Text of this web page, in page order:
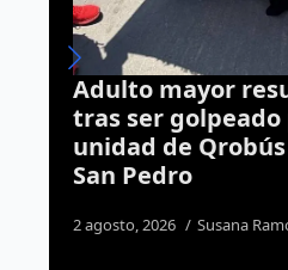
Todo
causa;
sede en